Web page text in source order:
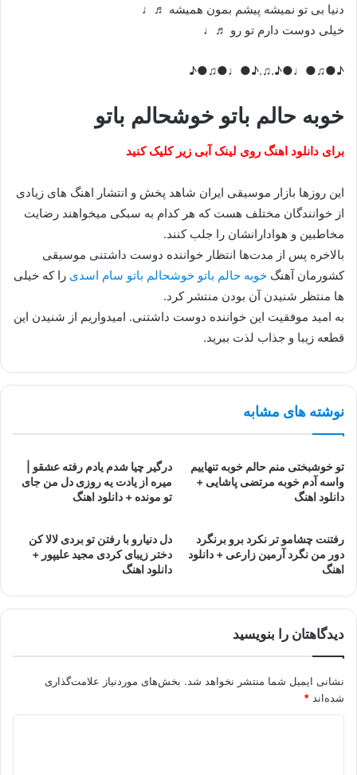
دنیا بی تو نمیشه پیشم بمون همیشه ♬♩
خیلی دوست دارم تو رو ♬♩
♪●♫●♩●♪.♫.♪●♩●♫●♪
خوبه حالم باتو خوشحالم باتو
برای دانلود اهنگ روی لینک آبی زیر کلیک کنید
این روزها بازار موسیقی ایران شاهد پخش و انتشار اهنگ های زیادی
از خوانندگان مختلف هست که هر کدام به سبکی میخواهند رضایت
مخاطبین و هوادارانشان را جلب کنند.
بالاخره پس از مدت‌ها انتظار خواننده دوست داشتنی موسیقی
کشورمان آهنگ خوبه حالم باتو خوشحالم باتو سام اسدی را که خیلی
ها منتظر شنیدن آن بودن منتشر کرد.
به امید موفقیت این خواننده دوست داشتنی. امیدواریم از شنیدن این
قطعه زیبا و جذاب لذت ببرید.
نوشته های مشابه
تو خوشبختی منم حالم خوبه تنهاییم
واسه آدم خوبه مرتضی پاشایی +
دانلود اهنگ
درگیر چیا شدم یادم رفته عشقو |
میره از یادت یه روزی دل من جای
تو مونده + دانلود اهنگ
رفتنت چشامو تر نکرد برو برنگرد
دور من نگرد آرمین زارعی + دانلود
اهنگ
دل دنیارو با رفتن تو بردی لالا کن
دختر زیبای کردی مجید علیپور +
دانلود اهنگ
دیدگاهتان را بنویسید
نشانی ایمیل شما منتشر نخواهد شد. بخش‌های موردنیاز علامت‌گذاری
شده‌اند *